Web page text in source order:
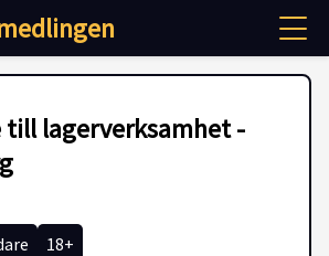
till lagerverksamhet -
18+